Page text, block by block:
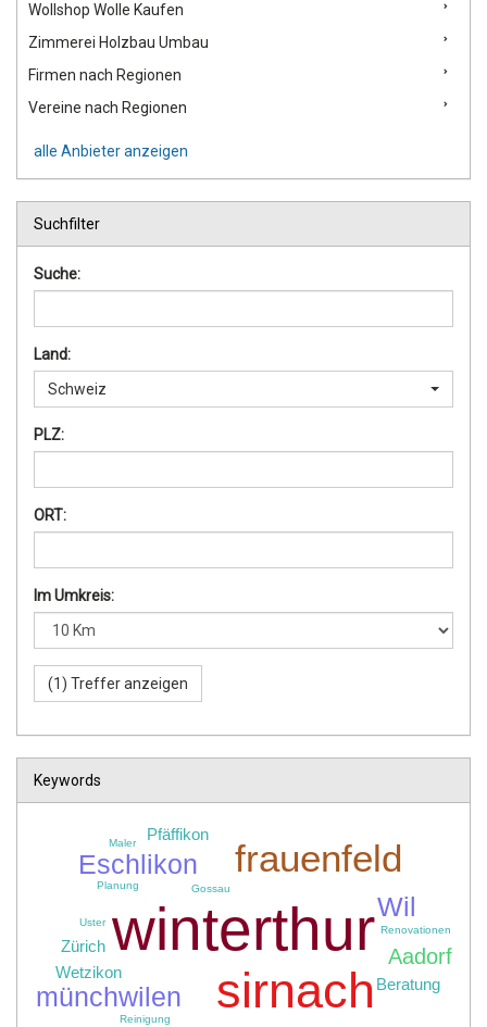
Wollshop Wolle Kaufen
Zimmerei Holzbau Umbau
Firmen nach Regionen
Vereine nach Regionen
alle Anbieter anzeigen
Suchfilter
Suche:
Land:
Schweiz
PLZ:
ORT:
Im Umkreis:
Keywords
winterthur
sirnach
frauenfeld
Wil
münchwilen
Eschlikon
Aadorf
Wetzikon
Beratung
Pfäffikon
Zürich
Gossau
Planung
Renovationen
Reinigung
Uster
Maler